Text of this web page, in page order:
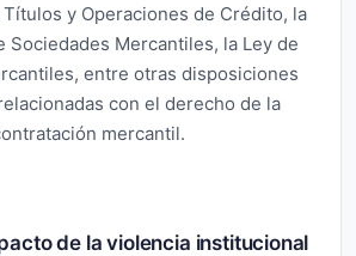
y Operaciones de Crédito, la
Sociedades Mercantiles, la Ley de
entre otras disposiciones
con el derecho de la
mercantil.
de la violencia institucional